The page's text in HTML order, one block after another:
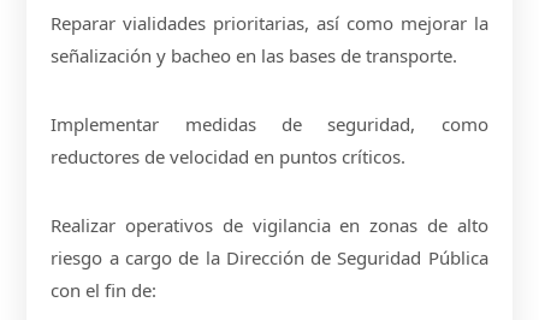
Reparar vialidades prioritarias, así como mejorar la
señalización y bacheo en las bases de transporte.
Implementar medidas de seguridad, como
reductores de velocidad en puntos críticos.
Realizar operativos de vigilancia en zonas de alto
riesgo a cargo de la Dirección de Seguridad Pública
con el fin de: